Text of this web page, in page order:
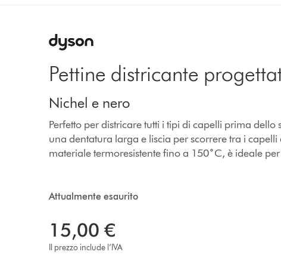
Pettine districante
Nichel e nero
Perfetto per districare tutti i tipi di capelli prima
una dentatura larga e liscia per scorrere tra i
materiale termoresistente fino a 150˚C, è ideale
Attualmente esaurito
15,00 €
Il prezzo include l’IVA